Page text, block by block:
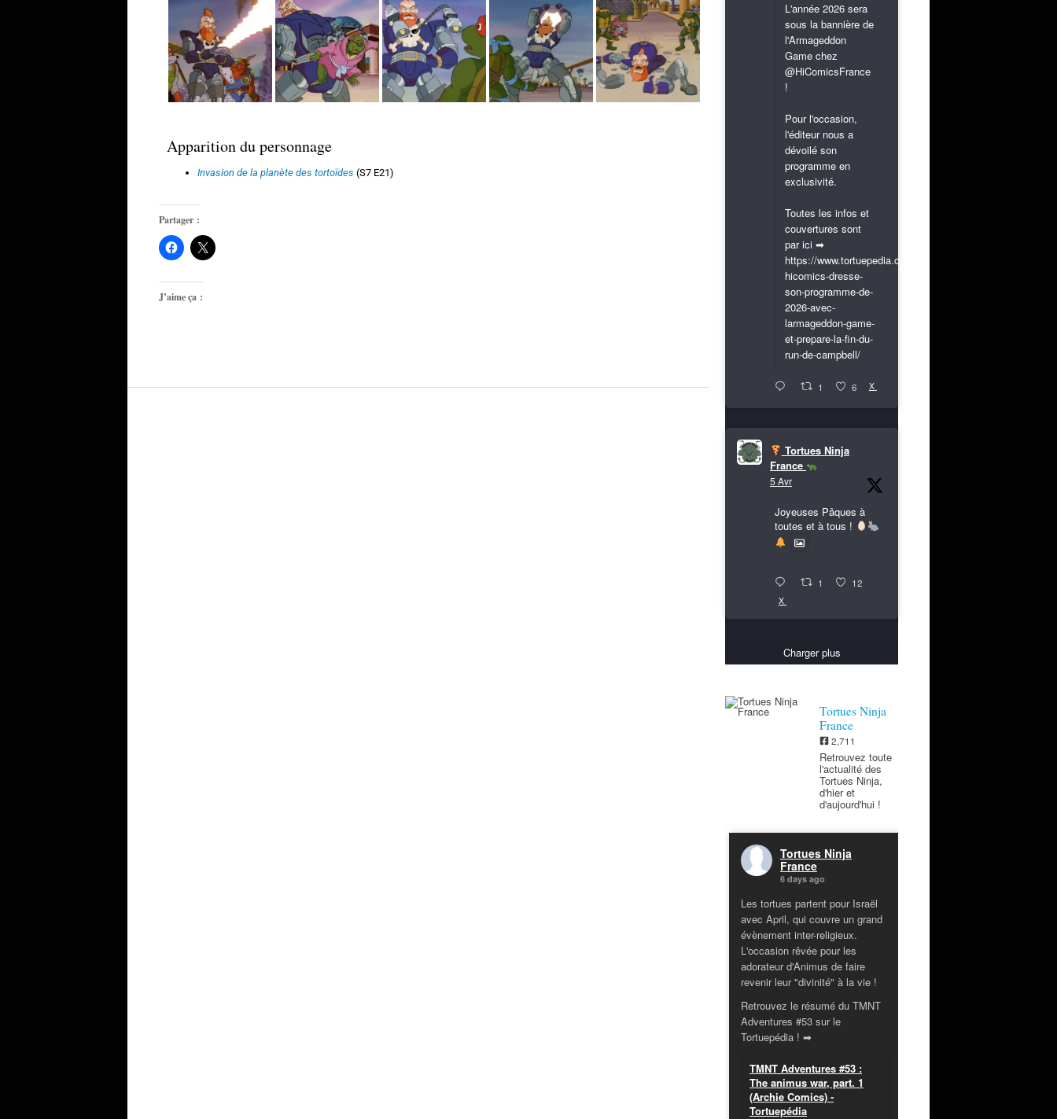
Apparition du personnage
Invasion de la planète des tortoïdes (S7 E21)
Partager :
J’aime ça :
L'année 2026 sera
sous la bannière de
l'Armageddon
Game chez
@HiComicsFrance
!
Pour l'occasion,
l'éditeur nous a
dévoilé son
programme en
exclusivité.
Toutes les infos et
couvertures sont
par ici ➡
https://www.tortuepedia.com/2026/03/31/exclusif-
hicomics-dresse-
son-programme-de-
2026-avec-
larmageddon-game-
et-prepare-la-fin-du-
run-de-campbell/
1 6 X
Tortues Ninja
France
5 Avr
Joyeuses Pâques à
toutes et à tous !
1 12
X
Charger plus
Tortues Ninja
France
2,711
Retrouvez toute
l'actualité des
Tortues Ninja,
d'hier et
d'aujourd'hui !
Tortues Ninja
France
6 days ago
Les tortues partent pour Israël
avec April, qui couvre un grand
évènement inter-religieux.
L'occasion rêvée pour les
adorateur d'Animus de faire
revenir leur "divinité" à la vie !
Retrouvez le résumé du TMNT
Adventures #53 sur le
Tortuepédia ! ➡
TMNT Adventures #53 :
The animus war, part. 1
(Archie Comics) -
Tortuepédia